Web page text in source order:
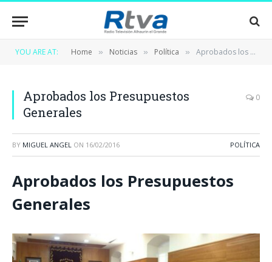
YOU ARE AT: Home » Noticias » Política » Aprobados los Presupuestos Generales
Aprobados los Presupuestos
Generales
0
BY MIGUEL ANGEL ON 16/02/2016 POLÍTICA
Aprobados los Presupuestos
Generales